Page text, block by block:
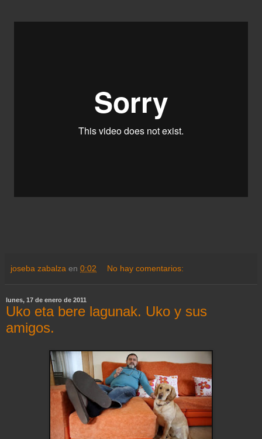
joseba zabalza en 0:02 No hay comentarios:
lunes, 17 de enero de 2011
Uko eta bere lagunak. Uko y sus
amigos.